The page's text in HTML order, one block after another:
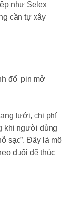
như Selex
cần tự xây
đổi pin mở
lưới, chi phí
khi người dùng
sạc”. Đây là mô
đuổi để thúc